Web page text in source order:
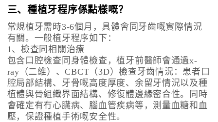
三、種植牙程序係點樣嘅？
常規植牙需時3-6個月，具體會同牙齒嘅實際情況
有關。一般植牙程序如下：
1、檢查同相關治療
包含口腔檢查同身體檢查，植牙前醫師會通過x-
ray（二維）、CBCT（3D）檢查牙齒情況：患者口
腔局部結構、牙骨嘅高度厚度、余留牙情況以及種
植體與骨組織界面結構、修復體邊緣密合性。同時
會確定有冇心臟病、腦血管疾病等，測量血糖和血
壓，保證種植手術嘅安全性。